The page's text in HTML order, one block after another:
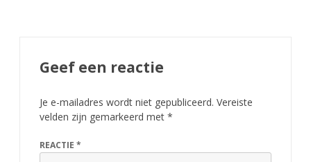
Geef een reactie
Je e-mailadres wordt niet gepubliceerd. Vereiste
velden zijn gemarkeerd met *
REACTIE *